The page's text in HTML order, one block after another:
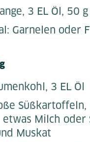
3 EL Öl, 50
Garnelen oder
3 EL Öl
Süßkartoffeln,
etwas Milch oder
Muskat